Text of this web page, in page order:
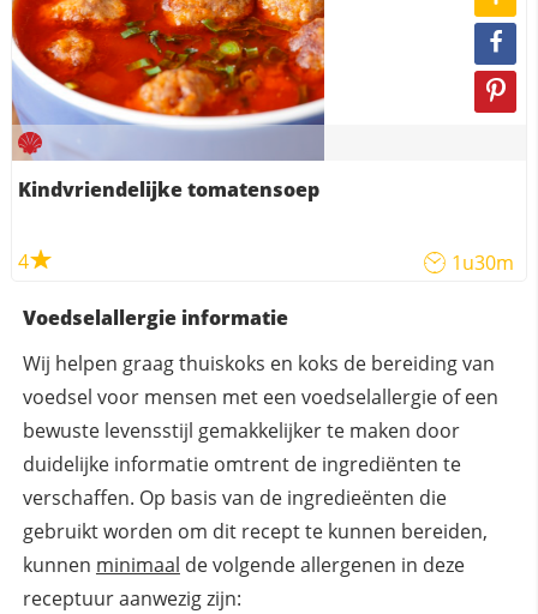
Kindvriendelijke tomatensoep
4 1u30m
Voedselallergie informatie
Wij helpen graag thuiskoks en koks de bereiding van
voedsel voor mensen met een voedselallergie of een
bewuste levensstijl gemakkelijker te maken door
duidelijke informatie omtrent de ingrediënten te
verschaffen. Op basis van de ingredieënten die
gebruikt worden om dit recept te kunnen bereiden,
kunnen minimaal de volgende allergenen in deze
receptuur aanwezig zijn: